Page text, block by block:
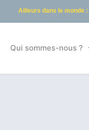
Ailleurs dans le monde :
Qui sommes-nous ?